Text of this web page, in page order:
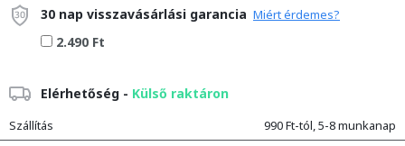
30 nap visszavásárlási garancia Miért érdemes?
2.490 Ft
Elérhetőség - Külső raktáron
Szállítás
990 Ft-tól, 5-8 munkanap